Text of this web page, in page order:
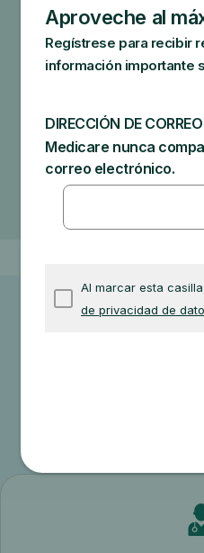
Las cantidades
dependen de:
Cuánto cobre su
El tipo de instalación
El lugar donde
Otra